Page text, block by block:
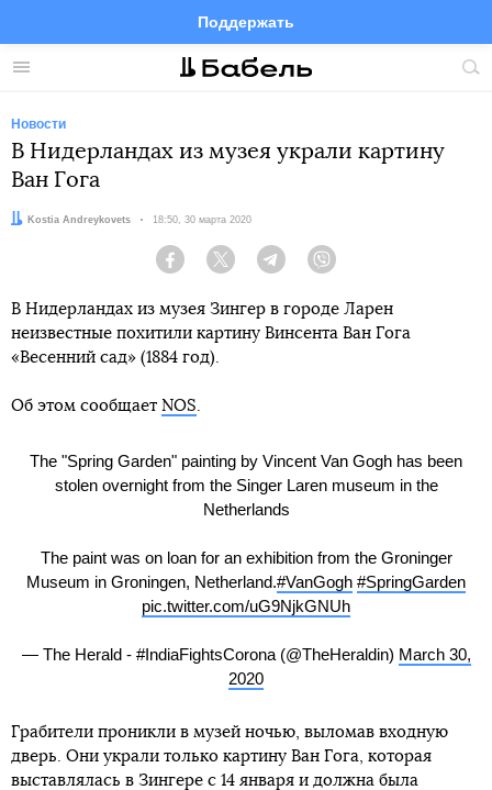
Меню
Поддержать
FacebookTelegramTwitter
Новости
В Нидерландах из музея украли картину
Ван Гога
Автор:Kostia Andreykovets Дата:
18:50, 30 марта 2020
Facebook Twitter Telegram
В Нидерландах из музея Зингер в городе Ларен
неизвестные похитили картину Винсента Ван Гога
«Весенний сад» (1884 год).
Об этом сообщает NOS.
The "Spring Garden" painting by Vincent Van Gogh has been
stolen overnight from the Singer Laren museum in the
Netherlands
The paint was on loan for an exhibition from the Groninger
Museum in Groningen, Netherland.#VanGogh #SpringGarden
pic.twitter.com/uG9NjkGNUh
— The Herald - #IndiaFightsCorona (@TheHeraldin) March 30,
2020
Грабители проникли в музей ночью, выломав входную
дверь. Они украли только картину Ван Гога, которая
выставлялась в Зингере с 14 января и должна была